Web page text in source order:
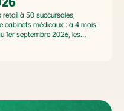
à 50 succursales,
cabinets médicaux : à 4 mois
1er septembre 2026, les
spécifique. Ce guide